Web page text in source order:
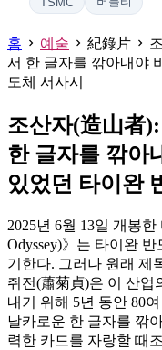
홈 예술 紀錄片
서 한 글자를 깎아내야
도체 서사시
조산자(造山者
한 글자를 깎아
있었던 타이완
2025년 6월 13일 개봉
Odyssey)》는 타이완
기한다. 그러나 원래 제
쥐전(蕭菊貞)은 이 산
내기 위해 5년 동안 80
날카로운 한 글자를 깎
력한 카드를 자랑할 때